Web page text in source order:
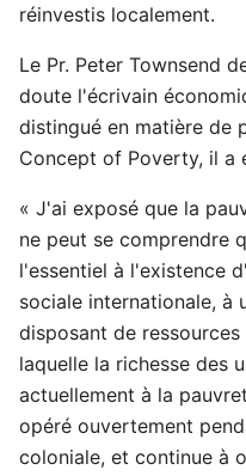
réinvestis localement.
Le Pr. Peter Townsend
doute l'écrivain
distingué en matière de
Concept of Poverty, il a
« J'ai exposé que la
ne peut se comprendre
l'essentiel à l'existence
sociale internationale, à
disposant de
laquelle la richesse des
actuellement à la
opéré ouvertement
coloniale, et continue à